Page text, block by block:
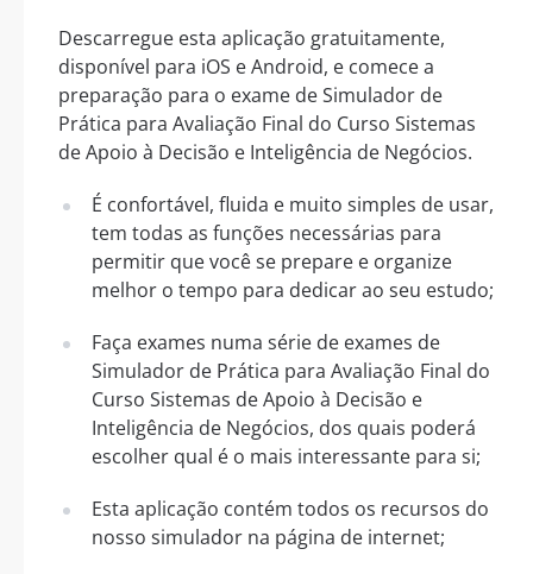
Descarregue esta aplicação gratuitamente,
disponível para iOS e Android, e comece a
preparação para o exame de Simulador de
Prática para Avaliação Final do Curso Sistemas
de Apoio à Decisão e Inteligência de Negócios.
É confortável, fluida e muito simples de usar,
tem todas as funções necessárias para
permitir que você se prepare e organize
melhor o tempo para dedicar ao seu estudo;
Faça exames numa série de exames de
Simulador de Prática para Avaliação Final do
Curso Sistemas de Apoio à Decisão e
Inteligência de Negócios, dos quais poderá
escolher qual é o mais interessante para si;
Esta aplicação contém todos os recursos do
nosso simulador na página de internet;